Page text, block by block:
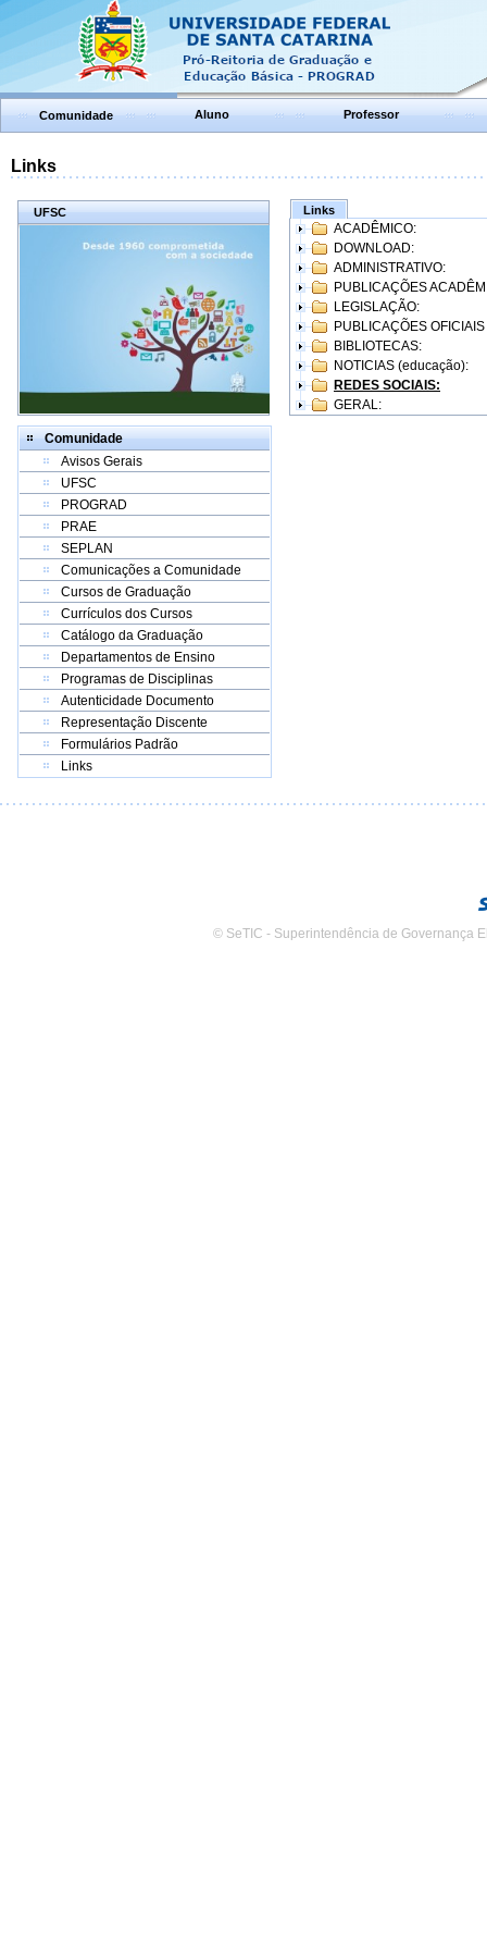
Comunidade Aluno Professor
Links
UFSC
Comunidade
Avisos Gerais
UFSC
PROGRAD
PRAE
SEPLAN
Comunicações a Comunidade
Cursos de Graduação
Currículos dos Cursos
Catálogo da Graduação
Departamentos de Ensino
Programas de Disciplinas
Autenticidade Documento
Representação Discente
Formulários Padrão
Links
Links
ACADÊMICO:
DOWNLOAD:
ADMINISTRATIVO:
PUBLICAÇÕES
LEGISLAÇÃO:
PUBLICAÇÕES
BIBLIOTECAS:
NOTICIAS (educação):
REDES SOCIAIS:
GERAL:
© SeTIC - Superintendência de Governança